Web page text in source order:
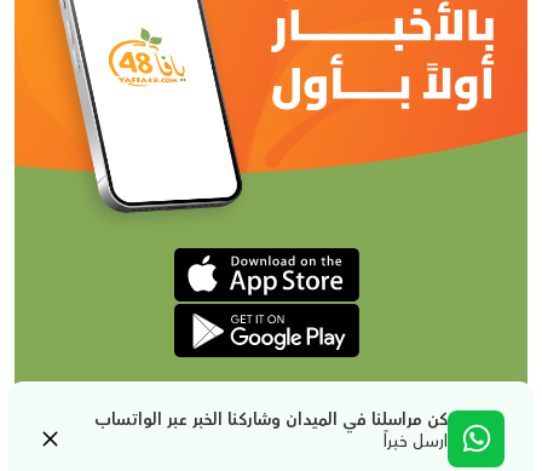
كن مراسلنا في الميدان وشاركنا الخبر عبر الواتساب
ارسل خبراً